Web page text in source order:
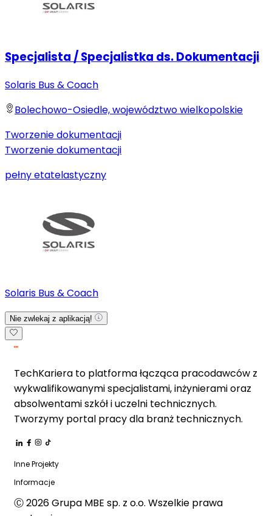
Specjalista / Specjalistka ds. Dokumentacji
Solaris Bus & Coach
Bolechowo-Osiedle, województwo wielkopolskie
Tworzenie dokumentacji
Tworzenie dokumentacji
pełny etatelastyczny
Solaris Bus & Coach
Nie zwlekaj z aplikacją!
TechKariera to platforma łącząca pracodawców z
wykwalifikowanymi specjalistami, inżynierami oraz
absolwentami szkół i uczelni technicznych.
Tworzymy portal pracy dla branż technicznych.
Inne Projekty
Informacje
Ⓒ2026Grupa MBE sp. z o.o. Wszelkie prawa